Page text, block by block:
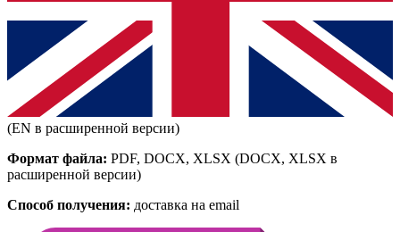
(EN в расширенной версии)
Формат файла: PDF, DOCX, XLSX (DOCX, XLSX в
расширенной версии)
Способ получения: доставка на email